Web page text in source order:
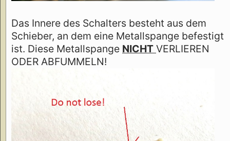
Das Innere des Schalters besteht aus dem
Schieber, an dem eine Metallspange befestigt
ist. Diese Metallspange NICHT VERLIEREN
ODER ABFUMMELN!